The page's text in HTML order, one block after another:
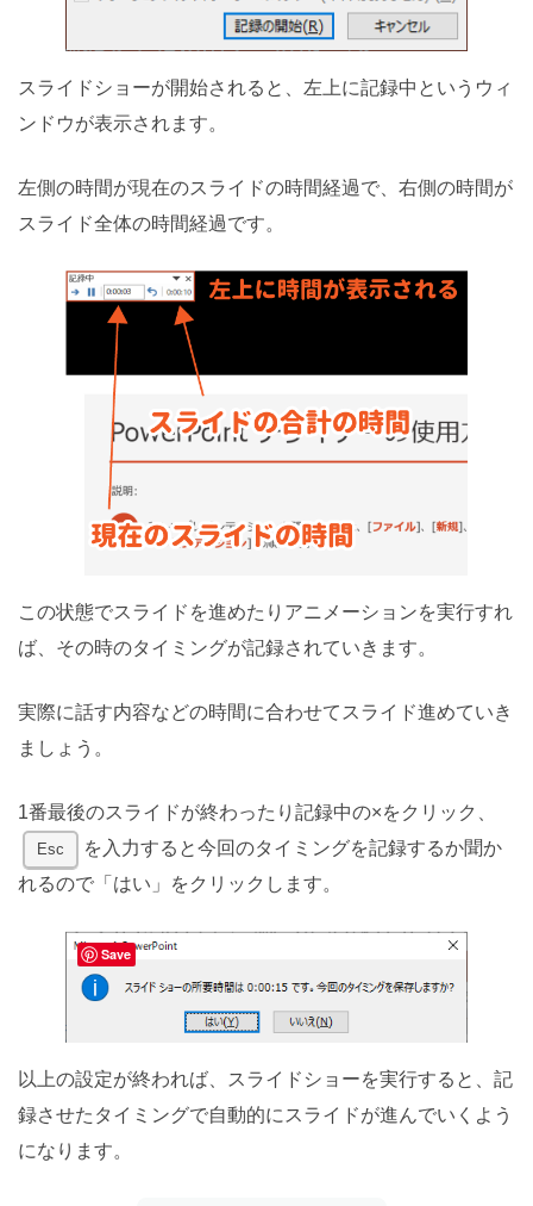
スライドショーが開始されると、左上に記録中というウィ
ンドウが表示されます。
左側の時間が現在のスライドの時間経過で、右側の時間が
スライド全体の時間経過です。
この状態でスライドを進めたりアニメーションを実行すれ
ば、その時のタイミングが記録されていきます。
実際に話す内容などの時間に合わせてスライド進めていき
ましょう。
1番最後のスライドが終わったり記録中の×をクリック、
Esc
を入力すると今回のタイミングを記録するか聞か
れるので「はい」をクリックします。
以上の設定が終われば、スライドショーを実行すると、記
録させたタイミングで自動的にスライドが進んでいくよう
になります。
Save